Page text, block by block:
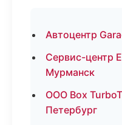
Автоцентр
Сервис-центр
Мурманск
ООО Box
Петербург